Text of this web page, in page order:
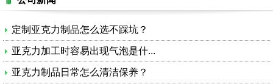
定制亚克力制品怎么选不踩坑？
亚克力加工时容易出现气泡是什...
亚克力制品日常怎么清洁保养？